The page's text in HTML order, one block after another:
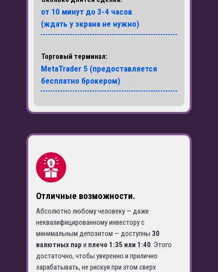
от 10 минут до 3-4 часов
(ждать у экрана не нужно)
Торговый терминал:
MetaTrader 5 (предоставляется
бесплатно брокером)
Отличные возможности.
Абсолютно любому человеку — даже
неквалифицированному инвестору с
минимальным депозитом — доступны 30
валютных пар и плечо 1:35 или 1:40. Этого
достаточно, чтобы уверенно и прилично
зарабатывать, не рискуя при этом сверх